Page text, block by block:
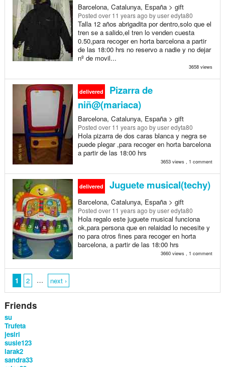
Barcelona, Catalunya, España > gift
Posted over 11 years ago by user edyta80
Talla 12 años abrigadita por dentro,solo que el
tren se a salido,el tren lo venden cuesta
0.50,para recoger en horta barcelona a partir
de las 18:00 hrs no reservo a nadie y no dejar
nº de movil...
3658 views
delivered
Pizarra de
niñ@(mariaca)
Barcelona, Catalunya, España > gift
Posted over 11 years ago by user edyta80
Hola pizarra de dos caras blanca y negra se
puede plegar ,para recoger en horta barcelona
a partir de las 18:00 hrs
3653 views , 1 comment
delivered Juguete musical(techy)
Barcelona, Catalunya, España > gift
Posted over 11 years ago by user edyta80
Hola regalo este juguete musical funciona
ok,para persona que en relaidad lo necesite y
no para otros fines para recoger en horta
barcelona, a partir de las 18:00 hrs
3660 views , 1 comment
1 2 … next ›
Friends
su
Trufeta
jesiri
susie123
larak2
sandra33